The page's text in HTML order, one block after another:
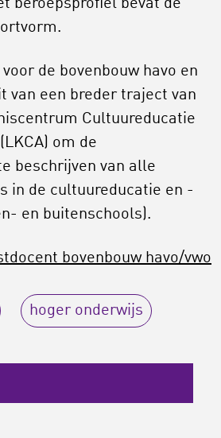
beroepsprofiel bevat de
de bovenbouw havo en
van een breder traject van
Cultuureducatie
om de
beschrijven van alle
in de cultuureducatie en -
en buitenschools).
bovenbouw havo/vwo
hoger onderwijs